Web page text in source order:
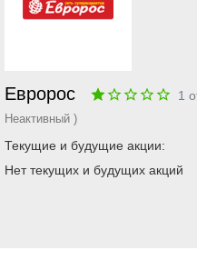
Евророс 1
Неактивный )
Текущие и будущие акции:
Нет текущих и будущих акций